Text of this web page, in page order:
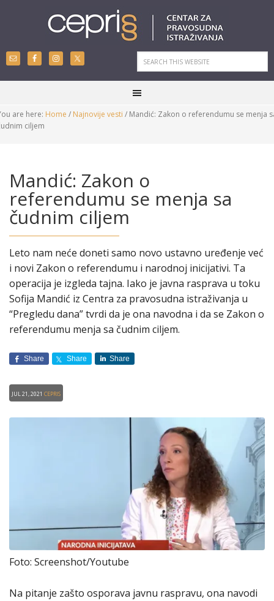
are here: Home / Najnovije vesti / Mandić: Zakon o referendumu se menja
ciljem
Mandić: Zakon o
referendumu se menja sa
čudnim ciljem
Leto nam neće doneti samo novo ustavno uređenje već
i novi Zakon o referendumu i narodnoj inicijativi. Ta
operacija je izgleda tajna. Iako je javna rasprava u toku
Sofija Mandić iz Centra za pravosudna istraživanja u
“Pregledu dana” tvrdi da je ona navodna i da se Zakon o
referendumu menja sa čudnim ciljem.
Share Share Share
Jul 21, 2021 CEPRIS
Foto: Screenshot/Youtube
Na pitanje zašto osporava javnu raspravu, ona navodi